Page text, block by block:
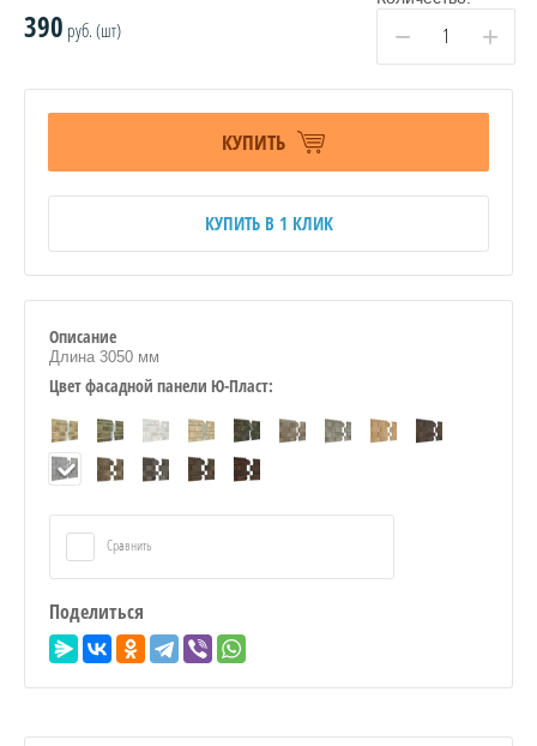
390 руб. (шт) − +
КУПИТЬ
КУПИТЬ В 1 КЛИК
Описание
Длина 3050 мм
Цвет фасадной панели Ю-Пласт:
Сравнить
Поделиться